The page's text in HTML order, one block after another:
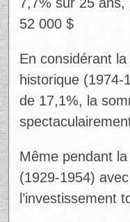
7,7% sur 25 ans,
52 000 $